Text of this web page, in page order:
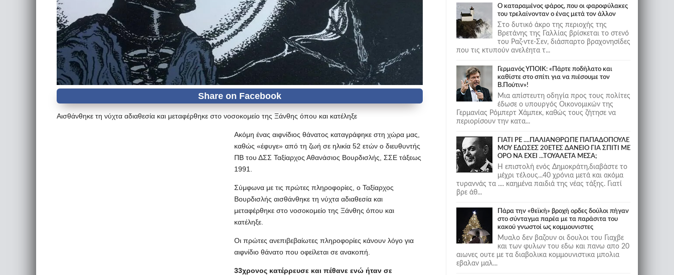
Αισθάνθηκε τη νύχτα αδιαθεσία και μεταφέρθηκε στο νοσοκομείο της Ξάνθης όπου και κατέληξε
Ακόμη ένας αιφνίδιος θάνατος καταγράφηκε στη χώρα μας,
καθώς «έφυγε» από τη ζωή σε ηλικία 52 ετών ο διευθυντής
ΠΒ του ΔΣΣ Ταξίαρχος Αθανάσιος Βουρδισλής, ΣΣΕ τάξεως
1991.
Σύμφωνα με τις πρώτες πληροφορίες, ο Ταξίαρχος
Βουρδισλής αισθάνθηκε τη νύχτα αδιαθεσία και
μεταφέρθηκε στο νοσοκομείο της Ξάνθης όπου και
κατέληξε.
Οι πρώτες ανεπιβεβαίωτες πληροφορίες κάνουν λόγο για
αιφνίδιο θάνατο που οφείλεται σε ανακοπή.
33χρονος κατέρρευσε και πέθανε ενώ ήταν σε
Ο καταραμένος φάρος, που οι φαροφύλακες
του τρελαίνονταν ο ένας μετά τον άλλον
Στο δυτικό άκρο της περιοχής της
Βρετάνης της Γαλλίας βρίσκεται το στενό
του Ραζ-ντε-Σεν, διάσπαρτο βραχονησίδες
που τις κτυπούν ανελέητα τ...
Γερμανός ΥΠΟΙΚ: «Πάρτε ποδήλατο και
καθίστε στο σπίτι για να πιέσουμε τον
Β.Πούτιν»!
Μια απίστευτη οδηγία προς τους πολίτες
έδωσε ο υπουργός Οικονομικών της
Γερμανίας Ρόμπερτ Χάμπεκ, καθώς τους ζήτησε να
περιορίσουν την κατα...
ΓΙΑΤΙ ΡΕ ....ΠΑΛΙΑΝΘΡΩΠΕ ΠΑΠΑΔΟΠΟΥΛΕ
ΜΟΥ ΕΔΩΣΕΣ 20ΕΤΕΣ ΔΑΝΕΙΟ ΓΙΑ ΣΠΙΤΙ ΜΕ
ΟΡΟ ΝΑ ΕΧΕΙ ...ΤΟΥΑΛΕΤΑ ΜΕΣΑ;
Η επιστολή ενός Δημοκράτη,διαβάστε το
μέχρι τέλους...40 χρόνια μετά και ακόμα
τυραννάς τα .... καημένα παιδιά της νέας τάξης. Γιατί
βρε άθ...
Πάρα την «θεϊκή» βροχή ορδες δούλοι πήγαν
στο σύνταγμα παρέα με τα παράσιτα του
κακού γνωστοί ως κομμουνιστες
Μυαλο δεν βαζουν οι δουλοι του Γιαχβε
και των φυλων του εδω και πανω απο 20
αιωνες ουτε με τα διαβολικα κομμουνιστικα μπολια
εβαλαν μαλ...